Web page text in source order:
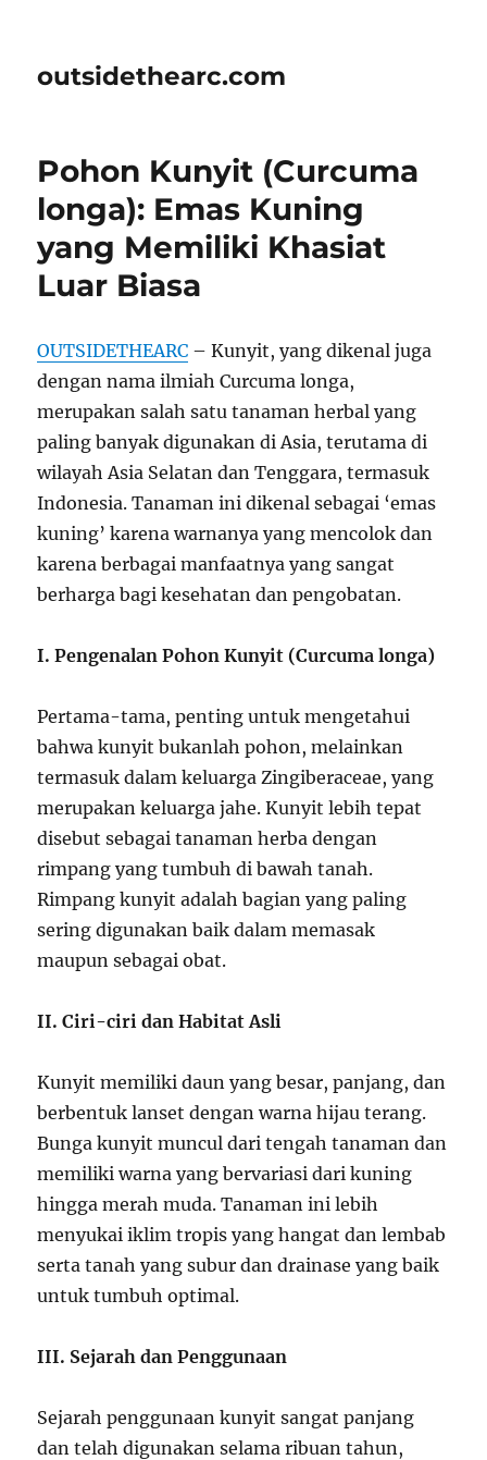
outsidethearc.com
Pohon Kunyit (Curcuma
longa): Emas Kuning
yang Memiliki Khasiat
Luar Biasa
OUTSIDETHEARC – Kunyit, yang dikenal juga
dengan nama ilmiah Curcuma longa,
merupakan salah satu tanaman herbal yang
paling banyak digunakan di Asia, terutama di
wilayah Asia Selatan dan Tenggara, termasuk
Indonesia. Tanaman ini dikenal sebagai ‘emas
kuning’ karena warnanya yang mencolok dan
karena berbagai manfaatnya yang sangat
berharga bagi kesehatan dan pengobatan.
I. Pengenalan Pohon Kunyit (Curcuma longa)
Pertama-tama, penting untuk mengetahui
bahwa kunyit bukanlah pohon, melainkan
termasuk dalam keluarga Zingiberaceae, yang
merupakan keluarga jahe. Kunyit lebih tepat
disebut sebagai tanaman herba dengan
rimpang yang tumbuh di bawah tanah.
Rimpang kunyit adalah bagian yang paling
sering digunakan baik dalam memasak
maupun sebagai obat.
II. Ciri-ciri dan Habitat Asli
Kunyit memiliki daun yang besar, panjang, dan
berbentuk lanset dengan warna hijau terang.
Bunga kunyit muncul dari tengah tanaman dan
memiliki warna yang bervariasi dari kuning
hingga merah muda. Tanaman ini lebih
menyukai iklim tropis yang hangat dan lembab
serta tanah yang subur dan drainase yang baik
untuk tumbuh optimal.
III. Sejarah dan Penggunaan
Sejarah penggunaan kunyit sangat panjang
dan telah digunakan selama ribuan tahun,